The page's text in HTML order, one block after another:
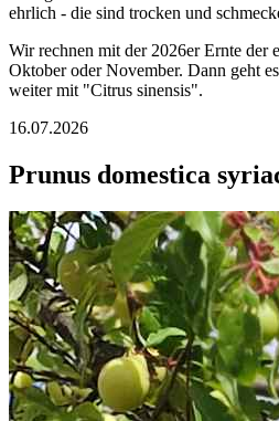
ehrlich - die sind trocken und
Wir rechnen mit der 2026er Ernte der
Oktober oder November. Dann geht
weiter mit "Citrus sinensis".
16.07.2026
Prunus domestica